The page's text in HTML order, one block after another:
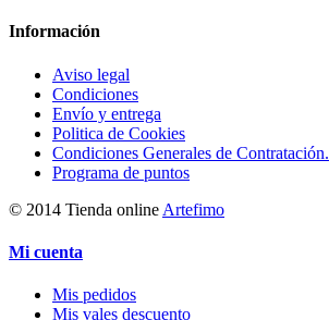
Información
Aviso legal
Condiciones
Envío y entrega
Politica de Cookies
Condiciones Generales de Contratación.
Programa de puntos
© 2014 Tienda online Artefimo
Mi cuenta
Mis pedidos
Mis vales descuento